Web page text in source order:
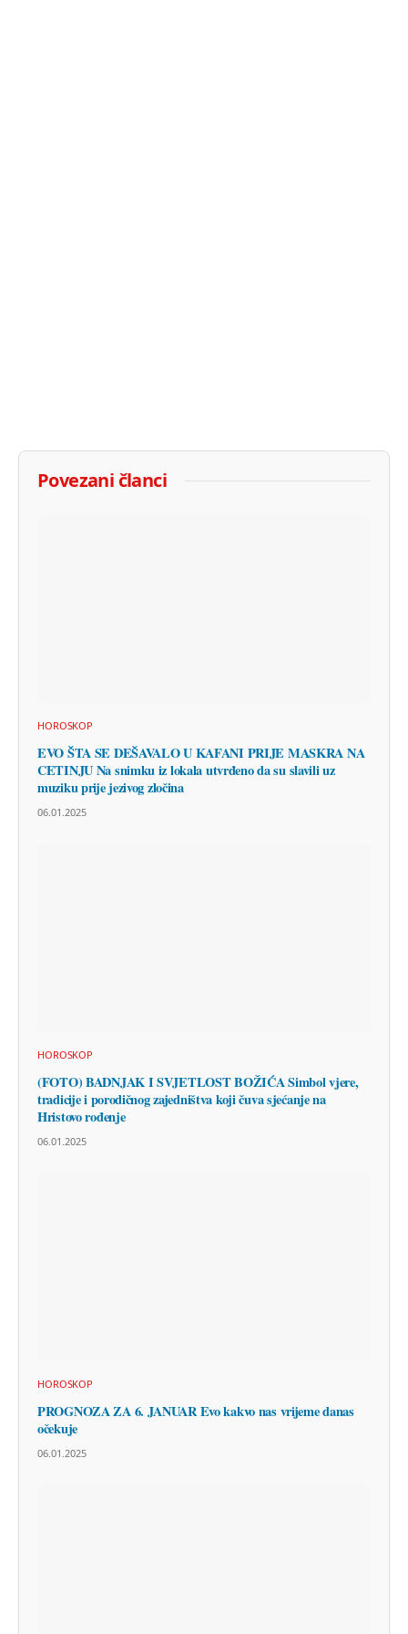
Povezani članci
HOROSKOP
EVO ŠTA SE DEŠAVALO U KAFANI PRIJE MASKRA NA
CETINJU Na snimku iz lokala utvrđeno da su slavili uz
muziku prije jezivog zločina
06.01.2025
HOROSKOP
(FOTO) BADNJAK I SVJETLOST BOŽIĆA Simbol vjere,
tradicije i porodičnog zajedništva koji čuva sjećanje na
Hristovo rođenje
06.01.2025
HOROSKOP
PROGNOZA ZA 6. JANUAR Evo kakvo nas vrijeme danas
očekuje
06.01.2025